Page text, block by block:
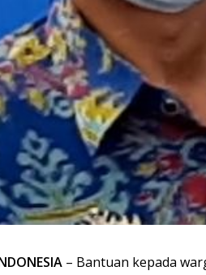
– Bantuan kepada